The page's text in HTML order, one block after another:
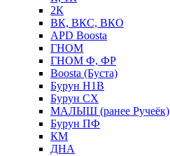
2К
ВК, ВКС, ВКО
APD Boosta
ГНОМ
ГНОМ Ф, ФР
Boosta (Буста)
Бурун Н1В
Бурун СХ
МАЛЫШ (ранее Ручеёк)
Бурун ПФ
КМ
ДНА